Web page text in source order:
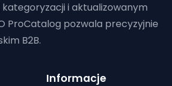
i aktualizowanym
ProCatalog pozwala precyzyjnie
B2B.
Informacje